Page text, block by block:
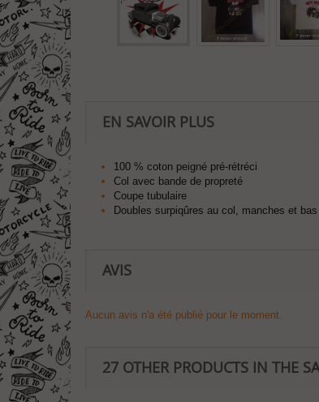
EN SAVOIR PLUS
100 % coton peigné pré-rétréci
Col avec bande de propreté
Coupe tubulaire
Doubles surpiqûres au col, manches et bas
AVIS
Aucun avis n'a été publié pour le moment.
27 OTHER PRODUCTS IN THE